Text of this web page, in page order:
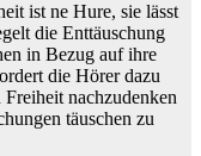
ist ne Hure, sie lässt
die Enttäuschung
in Bezug auf ihre
die Hörer dazu
nachzudenken
täuschen zu